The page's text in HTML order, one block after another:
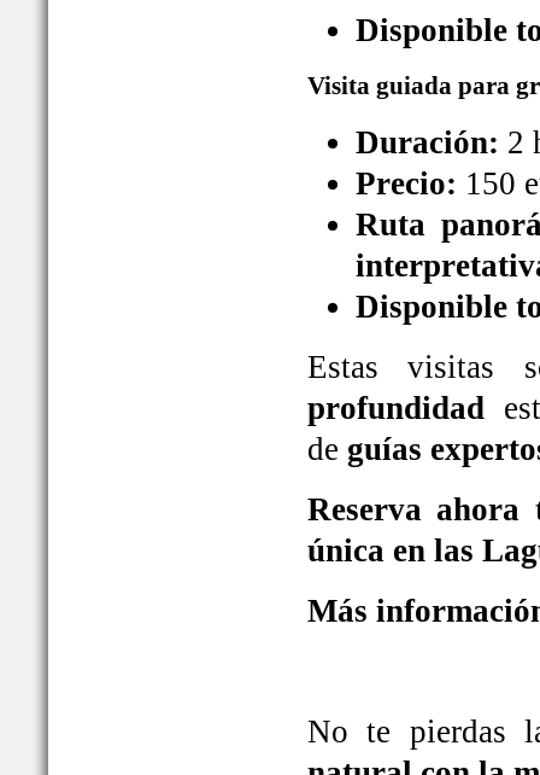
Disponible
Visita guiada para
Duración: 2
Precio: 150
Ruta
Disponible
Estas
profundidad
de guías
Reserva
única en las
Más
No te pierdas